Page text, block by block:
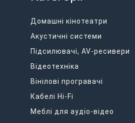
Домашні кінотеатри
Акустичні системи
Підсилювачі, AV-ресивери
Відеотехніка
Вінілові програвачі
Кабелі Hi-Fi
Меблі для аудіо-відео